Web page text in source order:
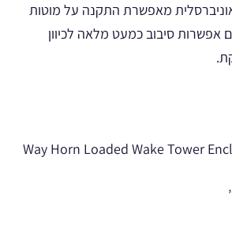
מאפשרת התקנה על מוטות
1.5” עד 3”, עם אפשרות סיבוב כמעט מלאה לכיוון